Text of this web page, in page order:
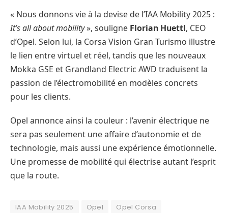
« Nous donnons vie à la devise de l’IAA Mobility 2025 :
It’s all about mobility», souligne Florian Huettl, CEO
d’Opel. Selon lui, la Corsa Vision Gran Turismo illustre
le lien entre virtuel et réel, tandis que les nouveaux
Mokka GSE et Grandland Electric AWD traduisent la
passion de l’électromobilité en modèles concrets
pour les clients.
Opel annonce ainsi la couleur : l’avenir électrique ne
sera pas seulement une affaire d’autonomie et de
technologie, mais aussi une expérience émotionnelle.
Une promesse de mobilité qui électrise autant l’esprit
que la route.
IAA Mobility 2025 Opel
Opel Corsa